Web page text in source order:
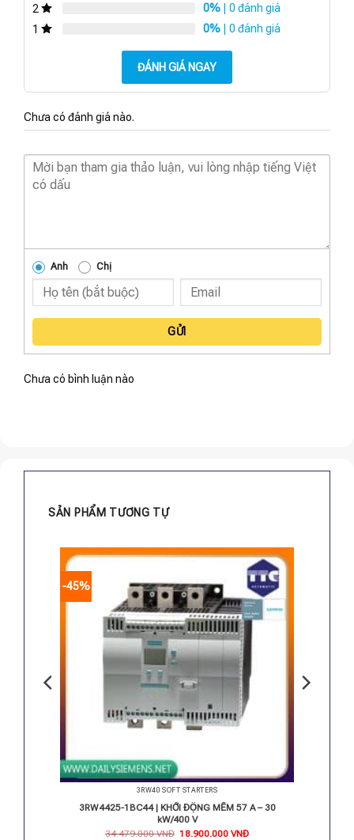
2
0% | 0 đánh giá
1
0% | 0 đánh giá
ĐÁNH GIÁ NGAY
Chưa có đánh giá nào.
Anh Chị
GỬI
Chưa có bình luận nào
SẢN PHẨM TƯƠNG TỰ
-45%
3RW40 SOFT STARTERS
3RW4425-1BC44 | KHỞI ĐỘNG MỀM 57 A – 30
kW/400 V
34.479.000VNĐ Giá
18.900.000VNĐGiá